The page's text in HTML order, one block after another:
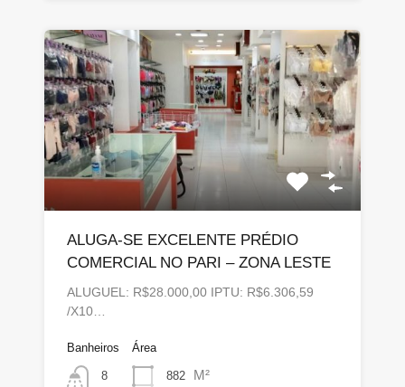
ALUGA-SE EXCELENTE PRÉDIO
COMERCIAL NO PARI – ZONA LESTE
ALUGUEL: R$28.000,00 IPTU: R$6.306,59
/X10…
Banheiros
8
Área
882 M²